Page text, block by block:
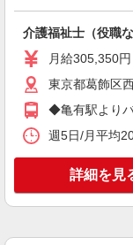
時
キープ
介護付有料老人ホー
※
介護福祉士（役職な
月給305,350
東京都葛飾区
◆亀有駅より
週5日/月平均
詳細を見